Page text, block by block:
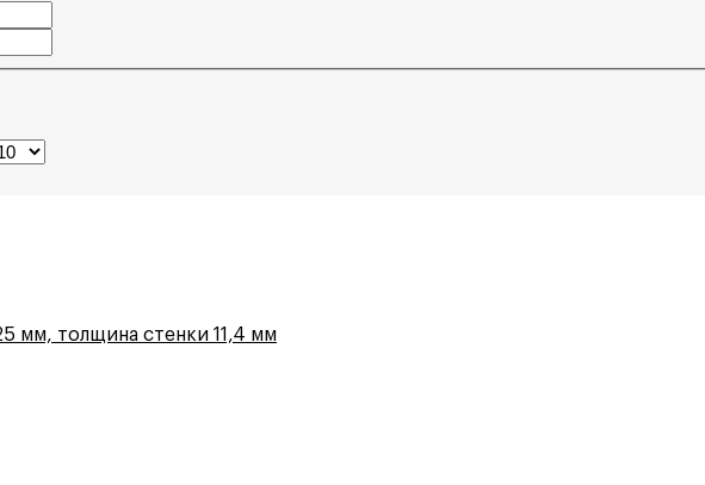
мм, толщина стенки 11,4 мм